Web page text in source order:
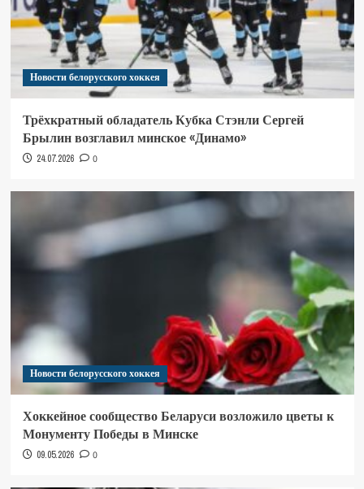
Новости белорусского хоккея
Трёхкратный обладатель Кубка Стэнли Сергей
Брылин возглавил минское «Динамо»
24.07.2026 0
Новости белорусского хоккея
Хоккейное сообщество Беларуси возложило цветы к
Монументу Победы в Минске
09.05.2026 0